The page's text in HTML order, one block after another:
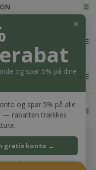
Alle rettigheder
✕
og spar 5% på dine
og spar 5% på alle
— rabatten trækkes
gratis konto →
Nej tak